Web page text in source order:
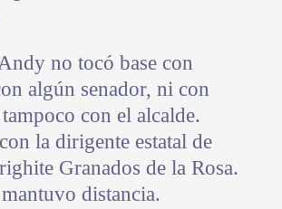
no tocó base con
algún senador, ni con
con el alcalde.
la dirigente estatal de
Granados de la Rosa.
distancia.